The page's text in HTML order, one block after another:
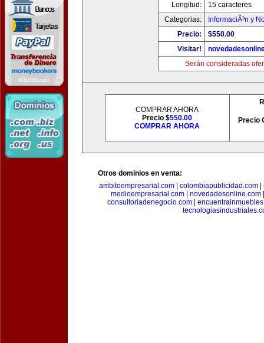
Longitud:
15 caracteres
Categorias:
InformaciÃ³n y
Precio:
$550.00
Visitar!
Serán consideradas
COMPRAR AHORA
Precio $550.00
COMPRAR AHORA
Precio
Otros dominios en venta:
ambitoempresarial.com| colombiapublicidad.com|
medioempresarial.com| novedadesonline.com
consultoriadenegocio.com|